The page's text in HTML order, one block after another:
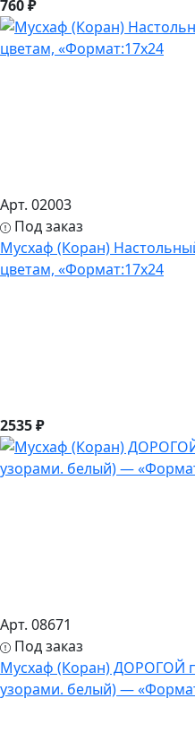
760 ₽
Арт. 02003
Под заказ
Мусхаф (Коран)
цветам, «Формат:17х24
2535 ₽
Арт. 08671
Под заказ
Мусхаф (Коран) ДОРОГОЙ
узорами. белый) —